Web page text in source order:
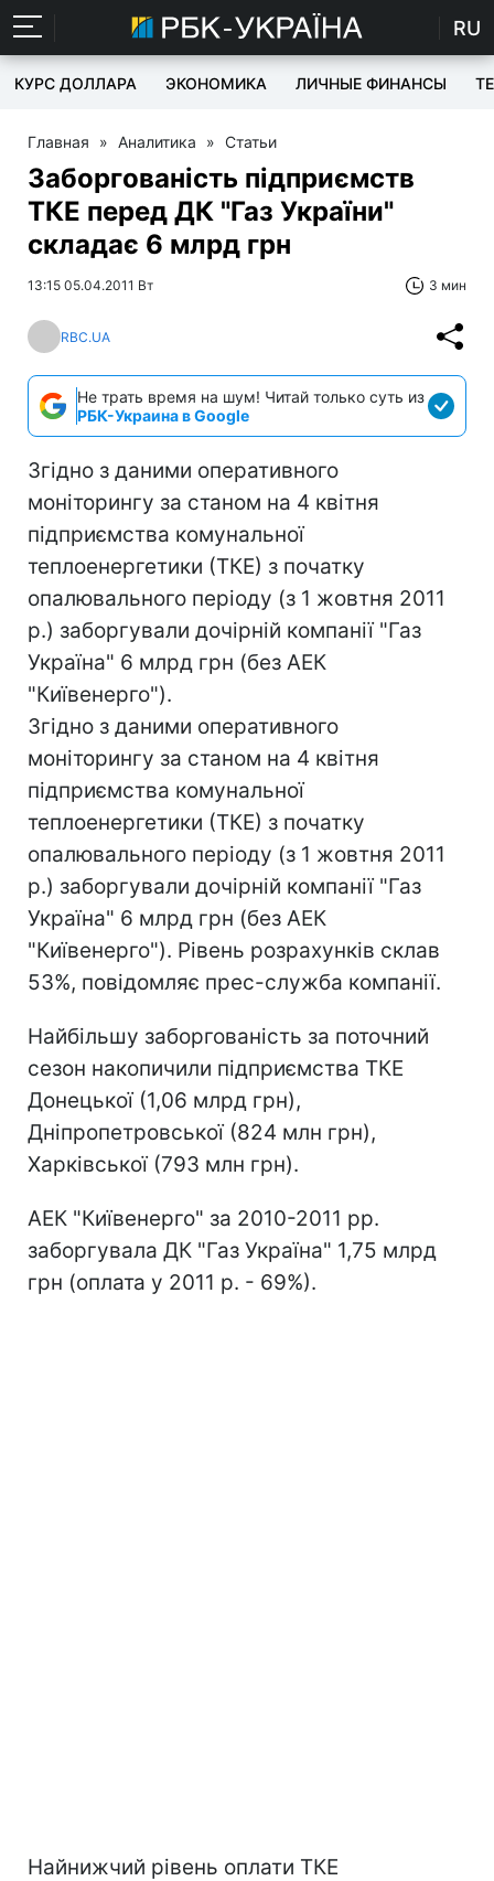
RU
КУРС ДОЛЛАРА ЭКОНОМИКА ЛИЧНЫЕ ФИНАНСЫ
Главная » Аналитика » Статьи
Заборгованість підприємств
ТКЕ перед ДК "Газ України"
складає 6 млрд грн
13:15 05.04.2011 Вт 3 мин
RBC.UA
Не трать время на шум! Читай только суть из
РБК-Украина в Google
Згідно з даними оперативного
моніторингу за станом на 4 квітня
підприємства комунальної
теплоенергетики (ТКЕ) з початку
опалювального періоду (з 1 жовтня 2011
р.) заборгували дочірній компанії "Газ
Україна" 6 млрд грн (без АЕК
"Київенерго").
Згідно з даними оперативного
моніторингу за станом на 4 квітня
підприємства комунальної
теплоенергетики (ТКЕ) з початку
опалювального періоду (з 1 жовтня 2011
р.) заборгували дочірній компанії "Газ
Україна" 6 млрд грн (без АЕК
"Київенерго"). Рівень розрахунків склав
53%, повідомляє прес-служба компанії.
Найбільшу заборгованість за поточний
сезон накопичили підприємства ТКЕ
Донецької (1,06 млрд грн),
Дніпропетровської (824 млн грн),
Харківської (793 млн грн).
АЕК "Київенерго" за 2010-2011 рр.
заборгувала ДК "Газ Україна" 1,75 млрд
грн (оплата у 2011 р. - 69%).
Найнижчий рівень оплати ТКЕ